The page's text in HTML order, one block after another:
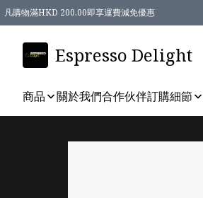
凡購物滿HKD 200.00即享運費減免優惠
Espresso Delight
商品 關於我們合作伙伴訂購細節